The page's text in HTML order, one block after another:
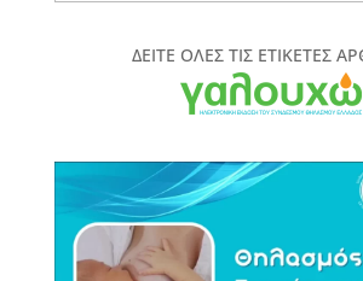
ΠΕΡΙΟΔΙΚΟΥΔΕΙΤΕ ΟΛΕΣ ΤΙΣ ΕΤΙΚΕΤΕΣ